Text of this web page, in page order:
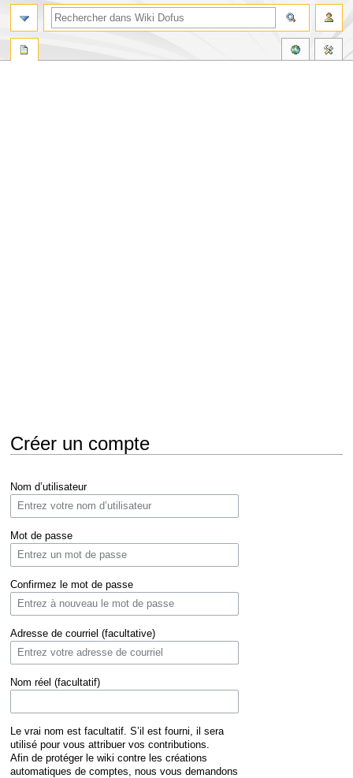
Créer un compte
à
navigation
à
recherche
Nom d’utilisateur
Mot de passe
Confirmez le mot de passe
Adresse de courriel (facultative)
Nom réel (facultatif)
Le vrai nom est facultatif. S’il est fourni, il sera
utilisé pour vous attribuer vos contributions.
Afin de protéger le wiki contre les créations
automatiques de comptes, nous vous demandons